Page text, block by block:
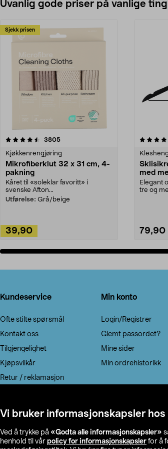
Vi bruker informasjonskapsler hos
Ved å trykke på «Godta alle informasjonskapsler»
henhold til vår policy for informasjonskapsler for å
Uvanlig gode priser på vanlige ting
Sjekk prisen
3805anmeldelser
Kjøkkenrengjøring
Mikrofiberklut 32 x 31 cm, 4-
pakning
Kåret til «soleklar favoritt» i
svenske Afton...
Utførelse: Grå/beige
39,90
4.5av 5 stjerner
med
Elegant
tre og
79,90
Kundeservice
Ofte stilte spørsmål
Kontakt oss
Tilgjengelighet
Kjøpsvilkår
Retur / reklamasjon
Min konto
Login/Registrer
Glemt passordet?
Mine sider
Min ordrehistorikk